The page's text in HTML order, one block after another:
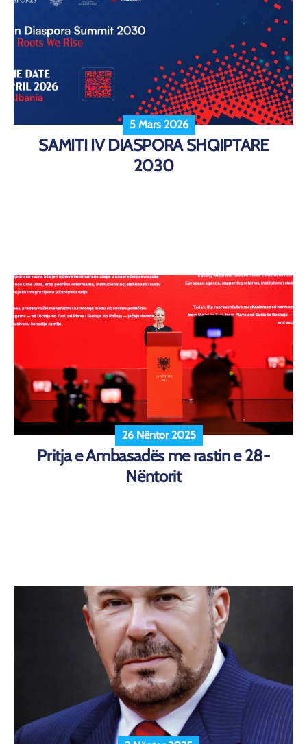
5 Mars 2026
SAMITI IV DIASPORA SHQIPTARE
2030
26 Nëntor 2025
Pritja e Ambasadës me rastin e 28-
Nëntorit